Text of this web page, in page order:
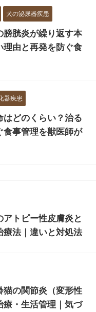
犬の泌尿器疾患
膀胱炎が繰り返す本
理由と再発を防ぐ食
器疾患
はどのくらい？治る
食事管理を獣医師が
アトピー性皮膚炎と
療法｜違いと対処法
猫の関節炎（変形性
療・生活管理｜気づ